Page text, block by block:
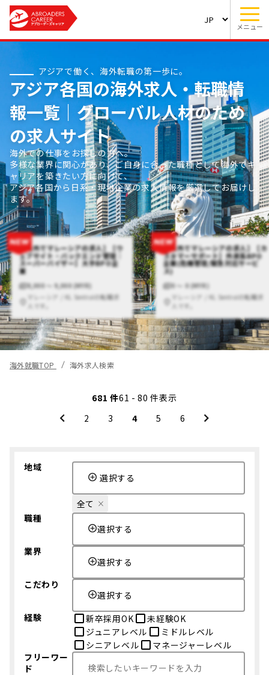
メニュー
アジアで働く、海外転職の第一歩に。
アジア各国の海外求人・転職情
報一覧｜グローバル人材のため
の求人サイト
海外での仕事をお探しの方へ。
多様な業界に関心があり、ご自身に合った職種として海外でキ
ャリアを築きたい方に向けて、
アジア各国から日系・現地企業の求人情報を厳選してお届けし
ます。
【海外でマレーシアの求人】【ウ
ェブサイト・バックエンド管理｜
スーパーバイザー】大手BPO企
業
8,000 〜 9,000 (MYR)
マレーシア / KL Sentralの転職求
人です。
【海外でマレーシアの求人】【カ
スタマーサポート】外資系BPO
企業(危機管理/緊急対応サービ
ス)
0 〜 0 (MYR)
マレーシア / KL Sentralの転職求
人です。
海外就職TOP 海外求人検索
681 件61 - 80 件表示
2
3 4 5 6
地域
選択する
全て
職種
選択する
業界
選択する
こだわり
選択する
経験
新卒採用OK
未経験OK
ジュニアレベル
ミドルレベル
シニアレベル
マネージャーレベル
フリーワー
ド